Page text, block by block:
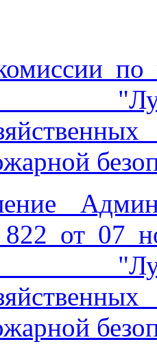
по
от 07